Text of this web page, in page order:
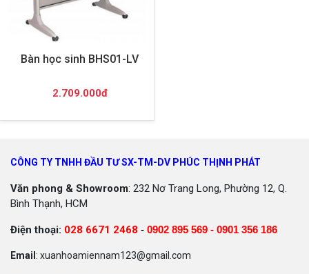
Bàn học sinh BHS01-LV
2.709.000đ
CÔNG TY TNHH ĐẦU TƯ SX-TM-DV PHÚC THỊNH PHÁT
Văn phong & Showroom: 232 Nơ Trang Long, Phường 12, Q.
Bình Thạnh, HCM
Điện thoại: 028 6671 2468 - 0902 895 569 - 0901 356 186
Email : xuanhoamiennam123@gmail.com